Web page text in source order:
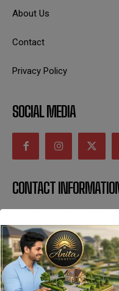
About Us
Contact
Privacy Policy
SOCIAL MEDIA
CONTACT